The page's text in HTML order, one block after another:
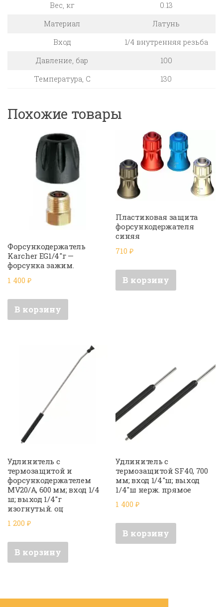
Вес, кг
0.13
Материал
Латунь
Вход
1/4 внутренняя резьба
Давление, бар
100
Температура, C
130
Похожие товары
Форсункодержатель
Karcher EG1/4″г —
форсунка зажим.
1 400 ₽
В корзину
Пластиковая защита
форсункодержателя
синяя
710₽
В корзину
Удлинитель с
термозащитой и
форсункодержателем
MV20/A, 600 мм; вход 1/4
ш; выход 1/4″г
изогнутый. оц
1 200 ₽
В корзину
Удлинитель с
термозащитой SF40, 700
мм; вход 1/4″ш; выход
1/4″ш нерж. прямое
1 400₽
В корзину